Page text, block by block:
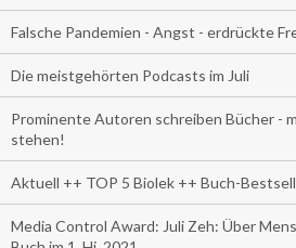
Falsche Pandemien - Angst - erdrückte
Die meistgehörten Podcasts im Juli
Prominente Autoren schreiben Bücher -
stehen!
Aktuell ++ TOP 5 Biolek ++ Buch-
Media Control Award: Juli Zeh: Über